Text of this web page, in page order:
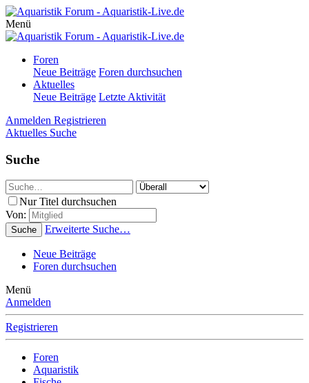
Menü
Foren
Neue Beiträge Foren durchsuchen
Aktuelles
Neue Beiträge Letzte Aktivität
Anmelden Registrieren
Aktuelles Suche
Suche
Nur Titel durchsuchen
Von:
Suche Erweiterte Suche…
Neue Beiträge
Foren durchsuchen
Menü
Anmelden
Registrieren
Foren
Aquaristik